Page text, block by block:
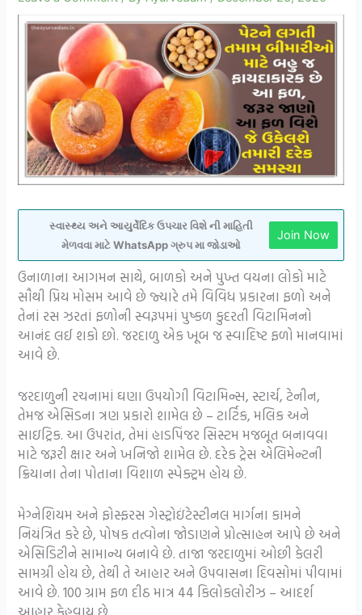
સ્વાસ્થ્ય અને આયુર્વેદિક ઉપચાર વિશે ની માહિતી
મેળવવા માટે WhatsApp ગ્રુપ મા જોડાઓ
Join Now
ઉનાળાના આગમન સાથે, બાળકો અને પુખ્ત વયના લોકો માટે
સૌથી પ્રિય મોસમ આવે છે જ્યારે તમે વિવિધ પ્રકારના ફળો અને
તેનાં રસ ઝરતાં ફળોની સ્વરૂપમાં પુષ્કળ કુદરતી વિટામિનનો
આનંદ લઈ શકો છો. જરદાળુ એક ખૂબ જ સ્વાદિષ્ટ ફળો માનવામાં
આવે છે.
જરદાળુની રચનામાં ઘણા ઉપયોગી વિટામિન્સ, સ્ટાર્ચ, ટેનીન,
તેમજ એસિડના ત્રણ પ્રકારો શામેલ છે – ટાર્ટિક, મલિક અને
સાઇટ્રિક. આ ઉપરાંત, તેમાં હાડપિંજર સિસ્ટમ મજબૂત બનાવવા
માટે જરૂરી ક્ષાર અને ખનિજો શામેલ છે. દરેક ટ્રેસ એલિમેન્ટની
ક્રિયાના તેના પોતાના વિશાળ સ્પેક્ટ્રમ હોય છે.
મેગ્નેશિયમ અને ફોસ્ફરસ ગેસ્ટ્રોઇંટેસ્ટીનલ માર્ગના કામને
નિયંત્રિત કરે છે, પોષક તત્વોના જોડાણને પ્રોત્સાહન આપે છે અને
એસિડિટીને સામાન્ય બનાવે છે. તાજા જરદાળુમાં ઓછી કેલરી
સામગ્રી હોય છે, તેથી તે આહાર અને ઉપવાસના દિવસોમાં પીવામાં
આવે છે. 100 ગ્રામ ફળ દીઠ માત્ર 44 કિલોકલોરીઝ – આદર્શ